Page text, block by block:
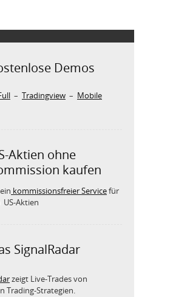
Demos
– Tradingview – Mobile
Aktien ohne
kaufen
kommissionsfreier Servicefür
Aktien
SignalRadar
zeigt Live-Trades von
Trading-Strategien.